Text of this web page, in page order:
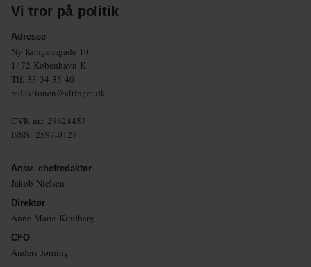
Vi tror på politik
Adresse
Ny Kongensgade 10
1472 København K
Tlf. 33 34 35 40
redaktionen@altinget.dk
CVR nr.: 29624453
ISSN: 2597-0127
Ansv. chefredaktør
Jakob Nielsen
Direktør
Anne Marie Kindberg
CFO
Anders Jørning